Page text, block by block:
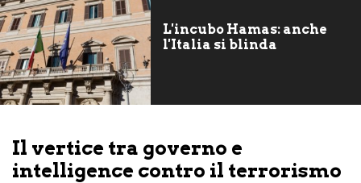
L'incubo Hamas: anche
l'Italia si blinda
Il vertice tra governo e
intelligence contro il terrorismo